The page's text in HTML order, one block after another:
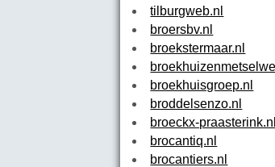
tilburgweb.nl
broersbv.nl
broekstermaar.nl
broekhuisgroep.nl
broddelsenzo.nl
broeckx-praasterink.nl
brocantiq.nl
brocantiers.nl